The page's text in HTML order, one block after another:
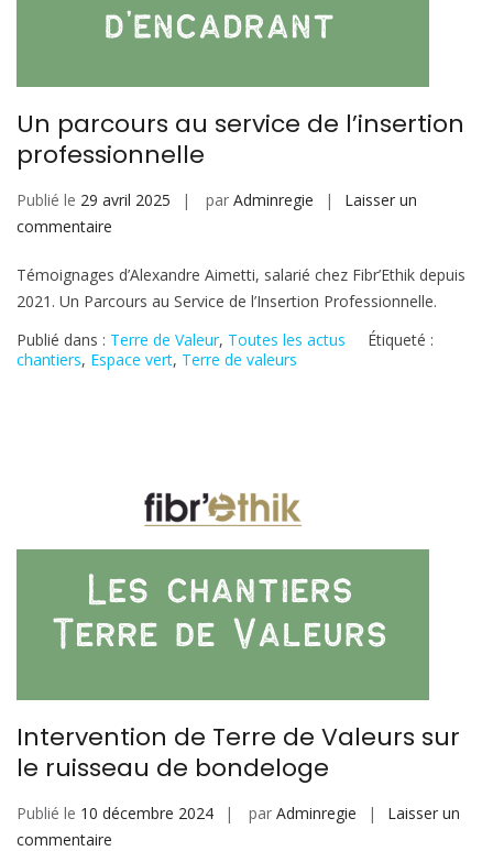
Un parcours au service de l’insertion
professionnelle
Publié le 29 avril 2025 par Adminregie
Laisser un
commentaire
parcours
au
service
de
Témoignages d’Alexandre Aimetti, salarié chez Fibr’Ethik depuis
2021. Un Parcours au Service de l’Insertion Professionnelle.
Publié dans : Terre de Valeur, Toutes les actus
Étiqueté :
chantiers, Espace vert, Terre de valeurs
Intervention de Terre de Valeurs sur
le ruisseau de bondeloge
Publié le 10 décembre 2024 par Adminregie
Laisser un
commentaire